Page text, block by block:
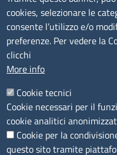
Camera di Commercio,
Agricoltura di Sassari
PEC
P.IVA01047570906
Codice Fiscale
Codice Univoco per le
LINK UTILI
cookies, selezionare le
consente l’utilizzo e/o
preferenze. Per vedere la
clicchi
More info
Cookie tecnici
Cookie necessari per il
cookie analitici
Cookie per la
questo sito tramite